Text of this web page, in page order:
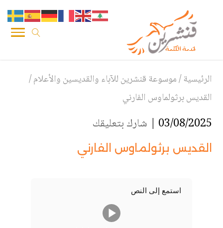
الرئيسية/موسوعة قنشرين للآباء والقديسين والأعلام/
القديس برثولماوس الفارني
03/08/2025 | شارك بتعليقك
القديس برثولماوس الفارني
استمع إلى النص